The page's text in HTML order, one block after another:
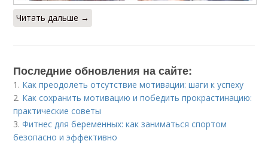
Читать дальше →
Последние обновления на сайте:
1. Как преодолеть отсутствие мотивации: шаги к успеху
2. Как сохранить мотивацию и победить прокрастинацию:
практические советы
3.Фитнес для беременных: как заниматься спортом
безопасно и эффективно